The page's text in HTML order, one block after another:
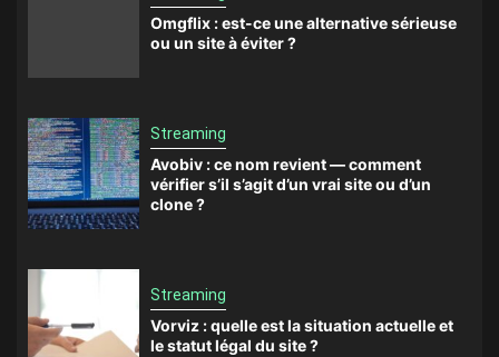
Omgflix : est-ce une alternative sérieuse
ou un site à éviter ?
Streaming
Avobiv : ce nom revient — comment
vérifier s’il s’agit d’un vrai site ou d’un
clone ?
Streaming
Vorviz : quelle est la situation actuelle et
le statut légal du site ?